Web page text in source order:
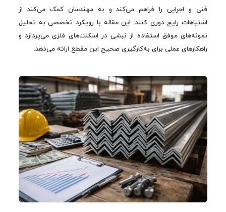
فنی و اجرایی را فراهم می‌کند و به مهندسان کمک می‌کند از
اشتباهات رایج دوری کنند. این مقاله با رویکرد تخصصی به تحلیل
نمونه‌های موفق استفاده از نبشی در اسکلت‌های فلزی می‌پردازد و
راهکارهای عملی برای به‌کارگیری صحیح این مقطع ارائه می‌دهد.